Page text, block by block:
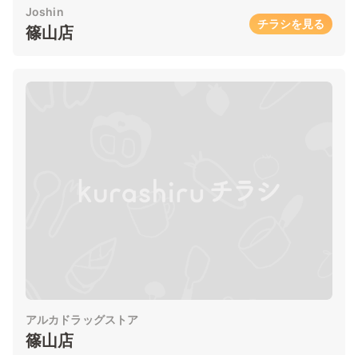
Joshin
篠山店 チラシを見る
アルカドラッグストア
篠山店